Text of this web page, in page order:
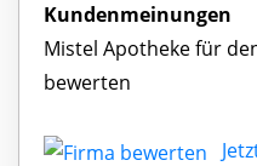
Kundenmeinungen
Mistel Apotheke für
bewerten